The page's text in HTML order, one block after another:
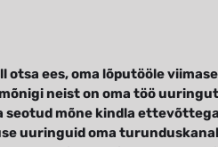
ees, oma lõputööle
neist on oma töö
mõne kindla
uuringuid oma